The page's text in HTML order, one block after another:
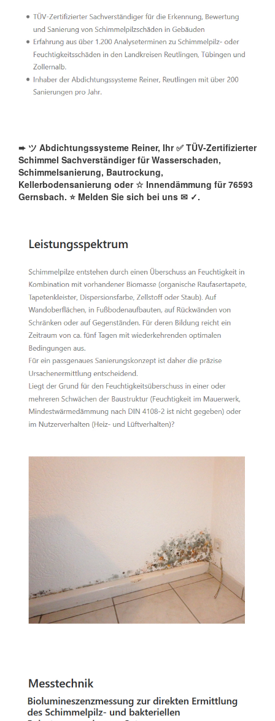
➨ ツ Abdichtungssysteme Reiner, Ihr ✅ TÜV-Zertifizierter
Schimmel Sachverständiger für Wasserschaden,
Schimmelsanierung, Bautrockung,
Kellerbodensanierung oder ☆ Innendämmung für 76593
Gernsbach. ⭐ Melden Sie sich bei uns ✉ ✓️.